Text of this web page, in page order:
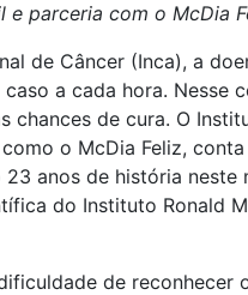
e parceria com o McDia
de Câncer (Inca), a
a cada hora. Nesse
chances de cura. O
o McDia Feliz,
anos de história
do Instituto Ronald
de